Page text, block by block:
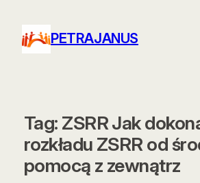
PETRAJANUS
Tag: ZSRR Jak
rozkładu ZSRR od
pomocą z zewnątrz